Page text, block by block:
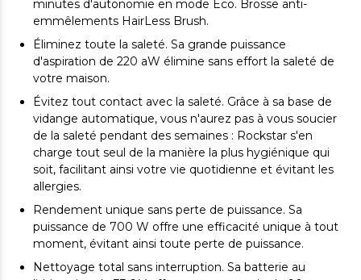
minutes d'autonomie en mode Eco. Brosse anti-
emmêlements HairLess Brush.
Éliminez toute la saleté. Sa grande puissance
d'aspiration de 220 aW élimine sans effort la saleté de
votre maison.
Évitez tout contact avec la saleté. Grâce à sa base de
vidange automatique, vous n'aurez pas à vous soucier
de la saleté pendant des semaines : Rockstar s'en
charge tout seul de la manière la plus hygiénique qui
soit, facilitant ainsi votre vie quotidienne et évitant les
allergies.
Rendement unique sans perte de puissance. Sa
puissance de 700 W offre une efficacité unique à tout
moment, évitant ainsi toute perte de puissance.
Nettoyage total sans interruption. Sa batterie au